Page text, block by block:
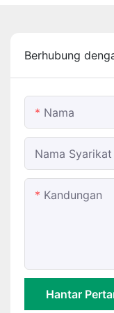
Berhubung
Nama
Nama Syarikat
Kandungan
Hantar